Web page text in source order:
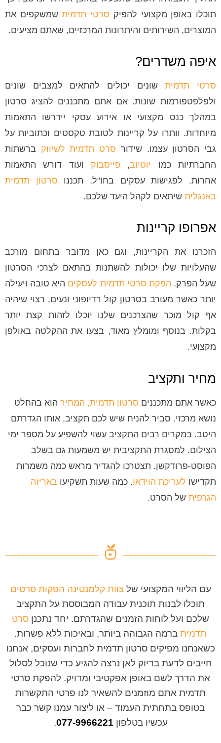
תוכלו באופן מקצועי להפיק סרטי תדמיתשמשקפים את
המוצרים, השירותים והיתרונות המרכזיים, שאתם מציעים.
איפה משדרים?
סרטי תדמיתשונים יכולים להתאים למצבים שונים
ולפלפטפורמות שונות. אם אתם מתכננים להציג סרטון
במהלך כנס מקצועי או אירוע עסקי יידרשו התאמות
מיוחדות. וותרו על קריינות לטובת טקסטים וכתוביות על
גבי הסרטון עצמו. שידור סרט תדמית לשיווק ברשתות
החברתיות כמו יוטיוב, פייסבוק ועוד דורש התאמות
אחרות. לפגישות עסקים בחו"ל, תכננו סרטון תדמית
באנגלית שיתאים לקהל היעד שלכם.
אפרופו קריינות
הזכרנו את הקריינות, וגם כאן מדובר בתחום מורכב
שהעלויות שלו יכולות להשתנות בהתאם לצרכי הסרטון
שעל הפרק. הפקת סרטי תדמית לעסקים היא טובה ויעילה
יותר כאשר מעורב בסרטון קול רדיופוני ונעים. רצוי שיהיה
אף קול מוכר שהצרכנים שלנו יוכלו לזהות קצת יותר
בקלות. בנוסף ומומלץ מאוד, בצעו את ההקלטה באולפן
מקצועי.
מחיר ותקציב
כאשר אתם מתכננים סרטון תדמית, המחיר הוא בהחלט
נושא מרכזי. סביר להניח שיש לכם תקציב, אותו הגדרתם
היטב. במקרים רבים התקציב עשוי להשפיע על מספר ימי
הצילום. למסגרת התקציבית יש משמעות גם בשלב
הפוסט-פרודקשן. תצטרכו להגדיר מראש כמה משמרות
תקדישו לעריכת הוידאו. כמה שעות תשקיעו באריזה
הגרפית של הסרט.
עם הליווי המקצועי שלצוות קלמנטינה הפקות סרטים
תוכלו לבנות תוכנית עבודה המבוססת על התקציב
שלכם ועל לוחות הזמנים שהגדרתם. יחד נתכנן סרט
תדמית ברמה הגבוהה ביותר, ובאיכות ללא פשרות.
כשאנחנו מפיקים סרטון תדמית לחברות ועסקים, אנחנו
חייבים לדעת בדיוק לאן נרצה להגיע כדי שנוכל לסלול
את הדרך לשם באופן אפקטיבי ומדויק. להפקת סרטי
תדמית אתם מוזמנים להשאיר לנו פרטי התקשרות
בטופס בתחתית העמוד – או ליצור עמנו קשר כבר
עכשיו בטלפון 077-9966221
.